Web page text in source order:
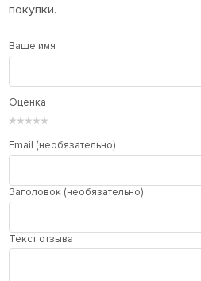
покупки.
Ваше имя
Оценка
★
★
★
★
★
Email (необязательно)
Заголовок (необязательно)
Текст отзыва